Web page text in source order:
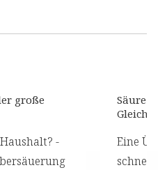
große
-
Säure-
Eine